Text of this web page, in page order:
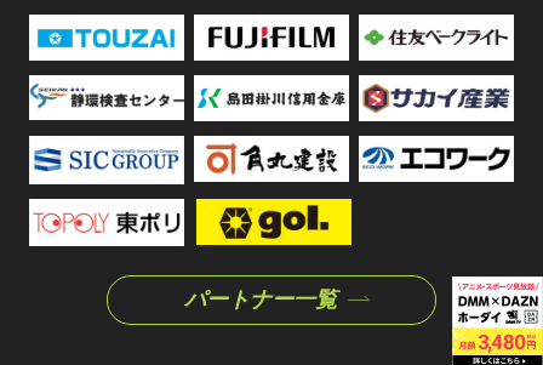
パートナー一覧